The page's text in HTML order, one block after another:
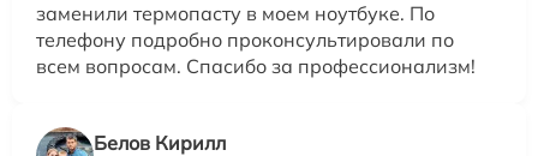
заменили термопасту в моем ноутбуке. По
телефону подробно проконсультировали по
всем вопросам. Спасибо за профессионализм!
Белов Кирилл